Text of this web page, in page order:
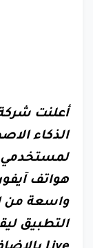
أعلنت
هواتف
واسعة من